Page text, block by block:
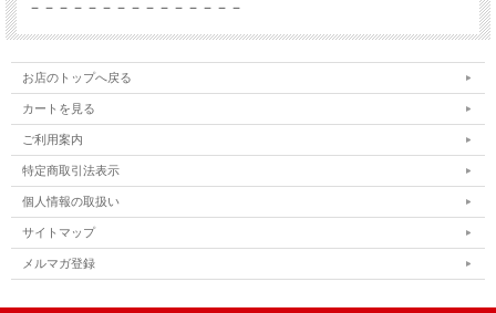
－－－－－－－－－－－－－－－
お店のトップへ戻る
カートを見る
ご利用案内
特定商取引法表示
個人情報の取扱い
サイトマップ
メルマガ登録